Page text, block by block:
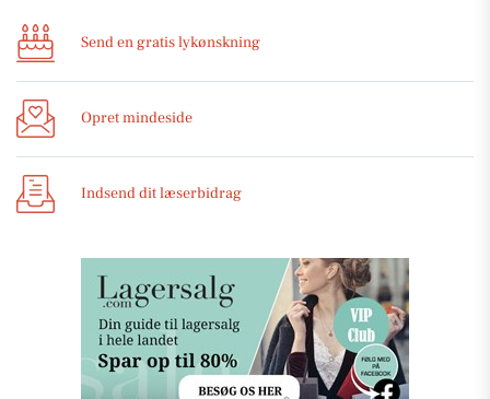
Send en gratis lykønskning
Opret mindeside
Indsend dit læserbidrag